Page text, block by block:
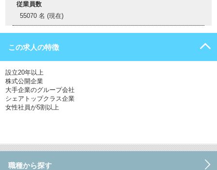
従業員数
55070 名 (現在)
この求人の特徴
設立20年以上
株式公開企業
大手企業のグループ会社
シェアトップクラス企業
女性社員が5割以上
職種から探す